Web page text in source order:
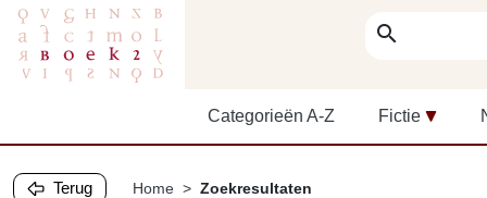
search
Categorieën A-Z Fictie
Terug Home Zoekresultaten